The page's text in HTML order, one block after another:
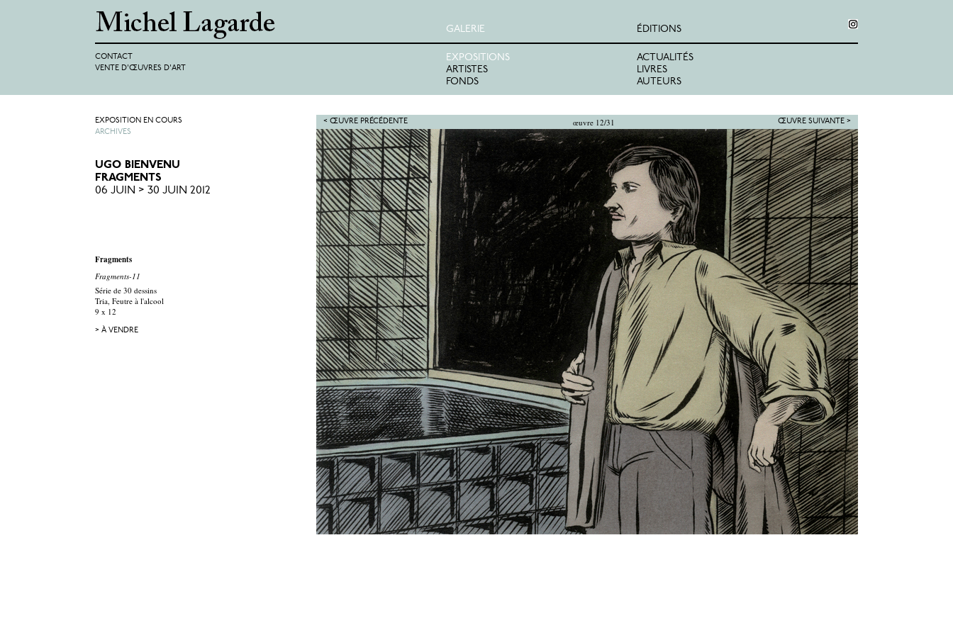
GALERIE
EXPOSITIONS
ARTISTES
FONDS
ÉDITIONS
ACTUALITÉS
LIVRES
AUTEURS
CONTACT
VENTE D'ŒUVRES D'ART
œuvre 12/31
< ŒUVRE PRÉCÉDENTE ŒUVRE SUIVANTE >
EXPOSITION EN COURS
ARCHIVES
UGO BIENVENU
FRAGMENTS
06 JUIN > 30 JUIN 2012
Fragments
Fragments-11
Série de 30 dessins
Tria, Feutre à l'alcool
9 x 12
> À VENDRE